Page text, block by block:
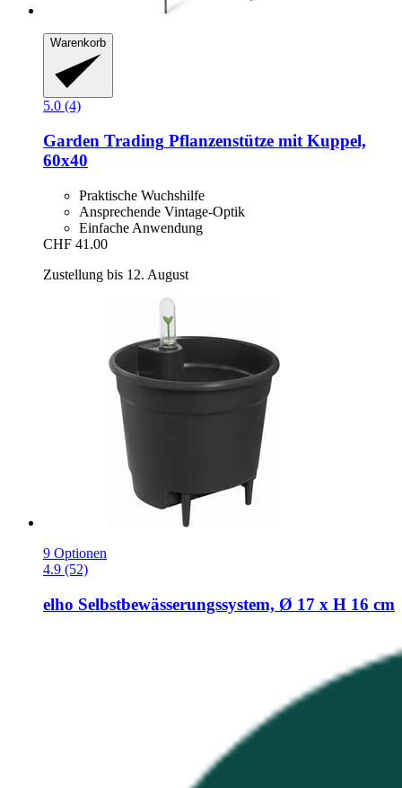
Warenkorb
5.0 (4)
Garden Trading Pflanzenstütze mit Kuppel,
60x40
Praktische Wuchshilfe
Ansprechende Vintage-Optik
Einfache Anwendung
CHF 41.00
Zustellung bis 12. August
9 Optionen
4.9 (52)
elho Selbstbewässerungssystem, Ø 17 x H 16 cm